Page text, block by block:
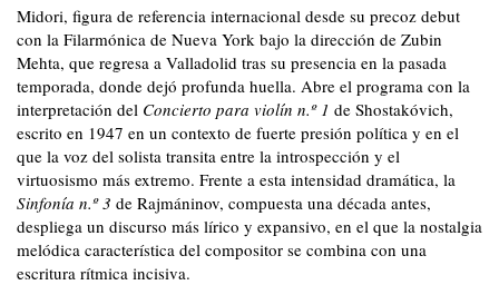
Midori, figura de referencia internacional desde su precoz debut
con la Filarmónica de Nueva York bajo la dirección de Zubin
Mehta, que regresa a Valladolid tras su presencia en la pasada
temporada, donde dejó profunda huella. Abre el programa con la
interpretación del Concierto para violín n.º 1 de Shostakóvich,
escrito en 1947 en un contexto de fuerte presión política y en el
que la voz del solista transita entre la introspección y el
virtuosismo más extremo. Frente a esta intensidad dramática, la
Sinfonía n.º 3 de Rajmáninov, compuesta una década antes,
despliega un discurso más lírico y expansivo, en el que la nostalgia
melódica característica del compositor se combina con una
escritura rítmica incisiva.